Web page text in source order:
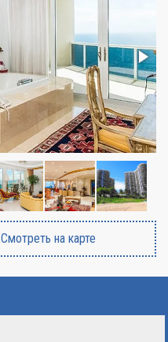
Смотреть на карте